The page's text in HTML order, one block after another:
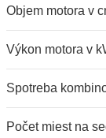
Objem motora v
Výkon motora v
Spotreba
Počet miest na